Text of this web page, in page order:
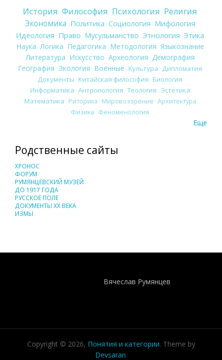
История Философия Психология Религия
Экономика Политика Социология Мифология
Идеология Право Мусульманство Этнология Этика
Наука Логика Педагогика Методология Языкознание
Литература Искусство Археология Демография
География Экология Военные Культура
Дипломатия
Документы Китайская философия Биология
Информатика Антропология Теология Эстетика
Математика Риторика Мировоззрение Архитектура
Физика Феноменология
Еще
Родственные сайты
ХРОНОС
ФОРУМ
РУМЯНЦЕВСКИЙ МУЗЕЙ
ДО 1917 ГОДА
РУССКОЕ ПОЛЕ
ДОКУМЕНТЫ XX ВЕКА
ИЗМЫ
Вячеслав Румянцев
Copyright © 2026, Понятия и категории. Theme by
Devsaran.